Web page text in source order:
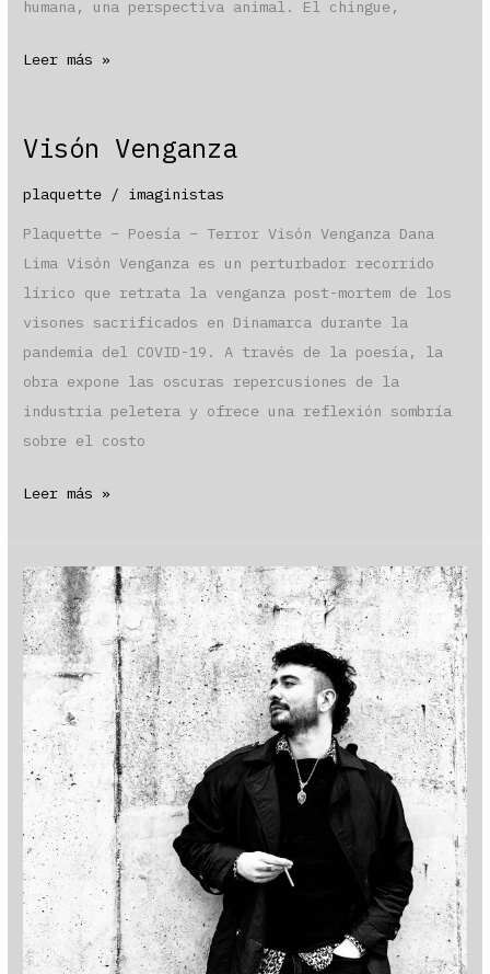
humana, una perspectiva animal. El chingue,
IMAGI
Leer más »
Visón Venganza
plaquette / imaginistas
Plaquette – Poesía – Terror Visón Venganza Dana
Lima Visón Venganza es un perturbador recorrido
lírico que retrata la venganza post-mortem de los
visones sacrificados en Dinamarca durante la
pandemia del COVID-19. A través de la poesía, la
obra expone las oscuras repercusiones de la
industria peletera y ofrece una reflexión sombría
sobre el costo
Visón
Leer más »